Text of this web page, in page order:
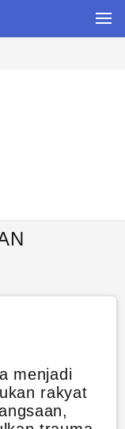
menjadi
rakyat